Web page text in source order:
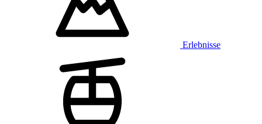
Erlebnisse